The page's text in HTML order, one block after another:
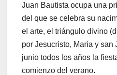
Juan Bautista ocupa una
del que se celebra su
el arte, el triángulo divino
por Jesucristo, María y san
junio todos los años la
comienzo del verano.